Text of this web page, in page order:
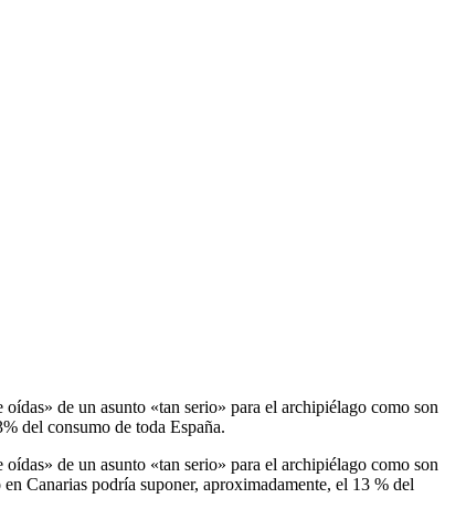
de un asunto «tan serio» para el archipiélago como son
del consumo de toda España.
de un asunto «tan serio» para el archipiélago como son
Canarias podría suponer, aproximadamente, el 13 % del